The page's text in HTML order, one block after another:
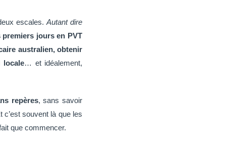
escales. Autant dire
premiers jours en PVT
australien, obtenir
… et idéalement,
repères, sans savoir
souvent là que les
que commencer.